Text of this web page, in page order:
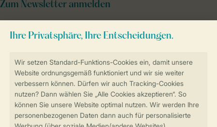
Sicher und schnell zur Online-Buchung
Sichere Datenübertragung
Sicheres Bezahlen
Zum Newsletter anmelden